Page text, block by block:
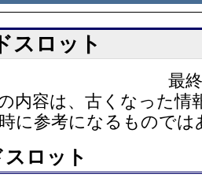
スロット
最
内容は、古くなった情
に参考になるものでは
ロット